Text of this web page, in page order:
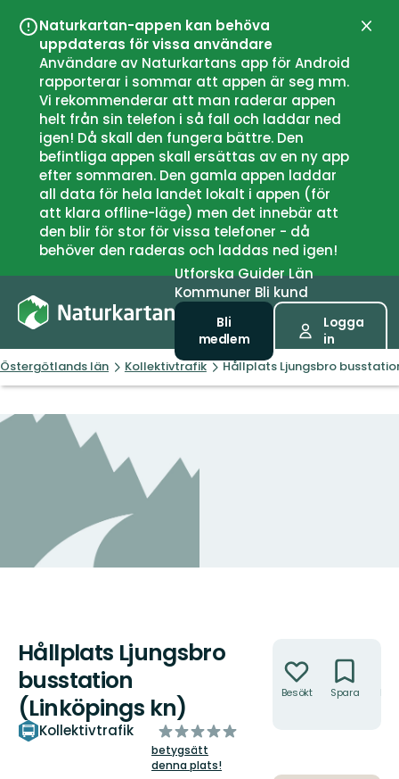
Naturkartan-appen kan behöva
uppdateras för vissa användare
Användare av Naturkartans app för Android
rapporterar i sommar att appen är seg mm.
Vi rekommenderar att man raderar appen
helt från sin telefon i så fall och laddar ned
igen! Då skall den fungera bättre. Den
befintliga appen skall ersättas av en ny app
efter sommaren. Den gamla appen laddar
all data för hela landet lokalt i appen (för
att klara offline-läge) men det innebär att
den blir för stor för vissa telefoner - då
behöver den raderas och laddas ned igen!
UtforskaGuiderLän
Kommuner Bli kund
Bli
medlem
Logga
in
Östergötlands län Kollektivtrafik Hållplats Ljungsbro
Hållplats Ljungsbro
busstation
(Linköpings kn)
Kollektivtrafik
av
5
stjärnor
betygsätt
denna plats!
Besökt Spara